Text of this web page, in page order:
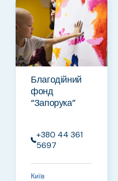
Благодійний
фонд
“Запорука”
+380 44 361
5697
Київ